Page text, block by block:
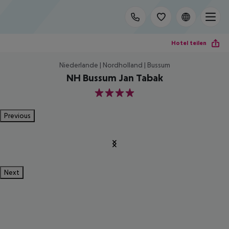
Hotel teilen
Niederlande | Nordholland | Bussum
NH Bussum Jan Tabak
4
Previous
Next